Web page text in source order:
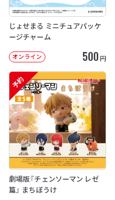
じょせまる ミニチュアパッケ
ージチャーム
オンライン 500 円
予約
劇場版『チェンソーマン レゼ
篇』 まちぼうけ